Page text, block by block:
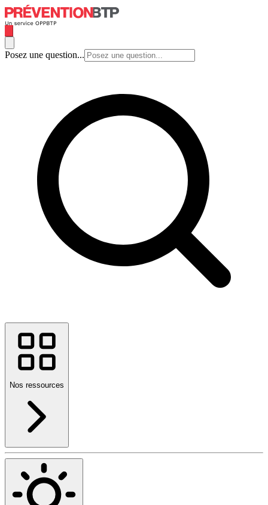
Posez une question...
Nos ressources